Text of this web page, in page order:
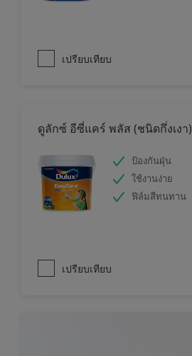
เปรียบเทียบ
ดูลักซ์ อีซี่แคร์ พลัส (ชนิดกึ่งเงา)
ป้องกันฝุ่น
ใช้งานง่าย
ฟิล์มสีทนทาน
เปรียบเทียบ